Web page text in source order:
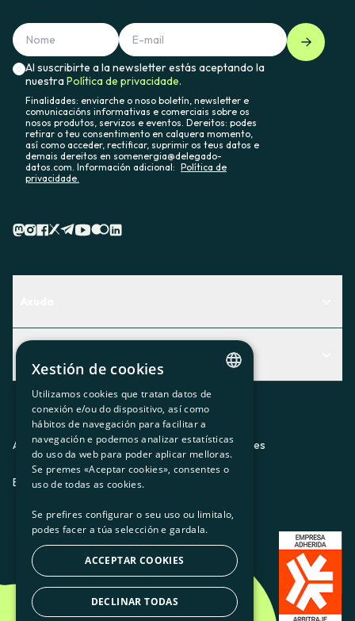
Al suscribirte a la newsletter estás aceptando la
nuestraPolítica de privacidade.
Finalidades: enviarche o noso boletín, newsletter e
comunicacións informativas e comerciais sobre os
nosos produtos, servizos e eventos. Dereitos: podes
retirar o teu consentimento en calquera momento,
así como acceder, rectificar, suprimir os teus datos e
demais dereitos en somenergia@delegado-
datos.com. Información adicional: Política de
privacidade.
Descubre qué servicio te encaja mejor
Contacto
Actualidad
O recuncho da socia
Prensa
Trabaja con nosotros
Aviso legalPolítica de privacidadPolítica de cookies
ES CAGLEU
CATALAN
SPANISH
GL
Xestión de cookies
Utilizamos cookies que tratan datos de
conexión e/ou do dispositivo, así como
hábitos de navegación para facilitar a
navegación e podemos analizar estatísticas
do uso da web para poder aplicar melloras.
Se premes «Aceptar cookies», consentes o
uso de todas as cookies.
Se prefires configurar o seu uso ou limitalo,
podes facer a túa selección e gardala.
ACCEPTAR COOKIES
DECLINAR TODAS